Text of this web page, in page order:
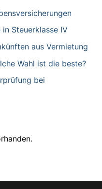
Steuerklasse IV
aus Vermietung
Wahl ist die beste?
bei